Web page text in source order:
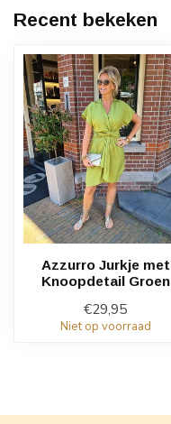
Recent bekeken
Azzurro Jurkje met
Knoopdetail Groen
€29,95
Niet op voorraad